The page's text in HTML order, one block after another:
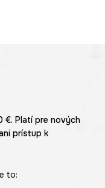
€. Platí pre nových
prístup k
to: